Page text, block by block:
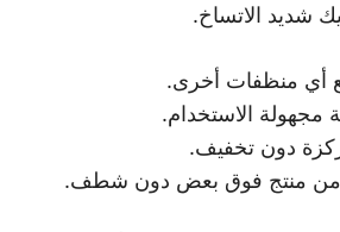
شديد الاتساخ.
أي منظفات أخرى.
مجهولة الاستخدام.
دون تخفيف.
من منتج فوق بعض دون شطف.